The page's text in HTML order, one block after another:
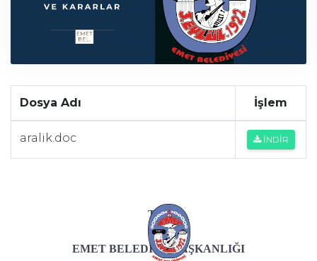
Dosya Adı İşlem
aralik.doc İNDİR
T.C.
EMET BELEDİYE BAŞKANLIĞI